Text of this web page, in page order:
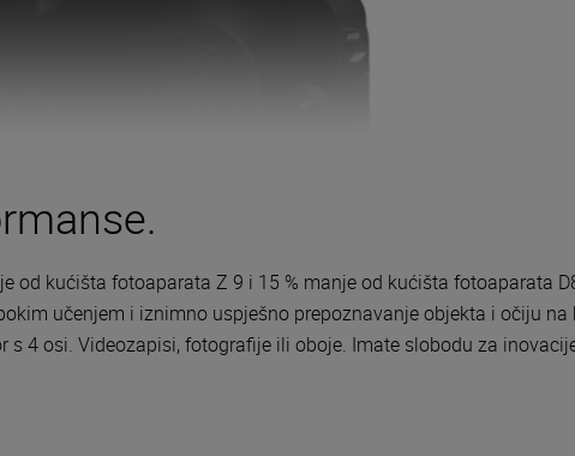
kućišta fotoaparata Z 9 i 15 % manje od kućišta fotoaparata
učenjem i iznimno uspješno prepoznavanje objekta i očiju na
4 osi. Videozapisi, fotografije ili oboje. Imate slobodu za